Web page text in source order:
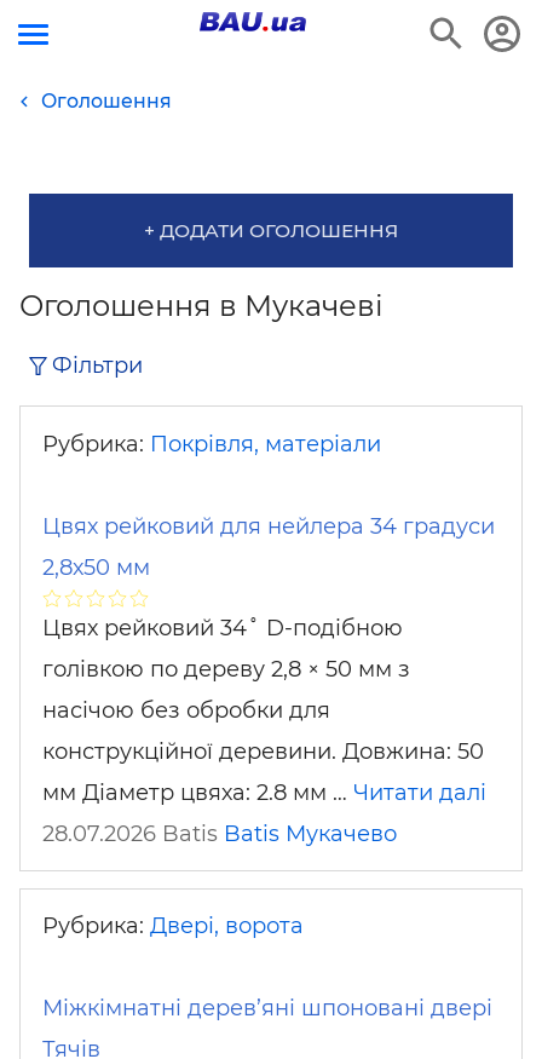
Оголошення
+ ДОДАТИ ОГОЛОШЕННЯ
Оголошення в Мукачеві
Фільтри
Рубрика: Покрівля, матеріали
Цвях рейковий для нейлера 34 градуси
2,8х50 мм
Цвях рейковий 34˚ D-подібною
голівкою по дереву 2,8 × 50 мм з
насічою без обробки для
конструкційної деревини. Довжина: 50
мм Діаметр цвяха: 2.8 мм … Читати далі
28.07.2026 Batis Batis Мукачево
Рубрика: Двері, ворота
Міжкімнатні дерев’яні шпоновані двері
Тячів